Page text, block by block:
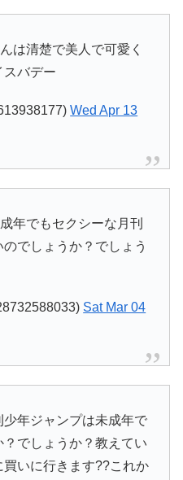
は清楚で美人で可愛く
スバデー
Wed Apr 13
年でもセクシーな月刊
でしょうか？でしょう
Sat Mar 04
年ジャンプは未成年で
でしょうか？教えてい
いに行きます??これか